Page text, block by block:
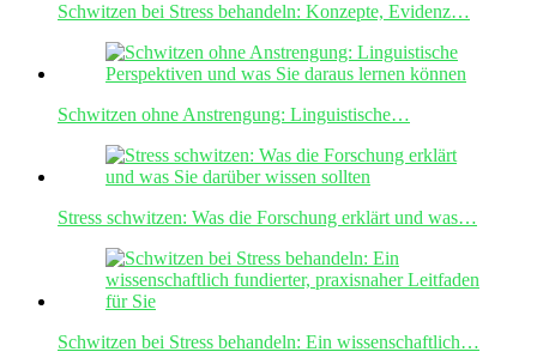
Schwitzen bei Stress behandeln: Konzepte, Evidenz…
Schwitzen ohne Anstrengung: Linguistische…
Stress schwitzen: Was die Forschung erklärt und was…
Schwitzen bei Stress behandeln: Ein wissenschaftlich…